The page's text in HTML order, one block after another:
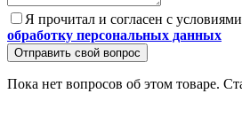
Я прочитал и согласен с условиями
обработку персональных данных
Отправить свой вопрос
Пока нет вопросов об этом товаре.